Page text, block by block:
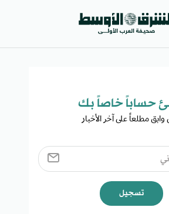
حساباً خاصاً بك​
مطلعاً على آخر الأخبار
تسجيل